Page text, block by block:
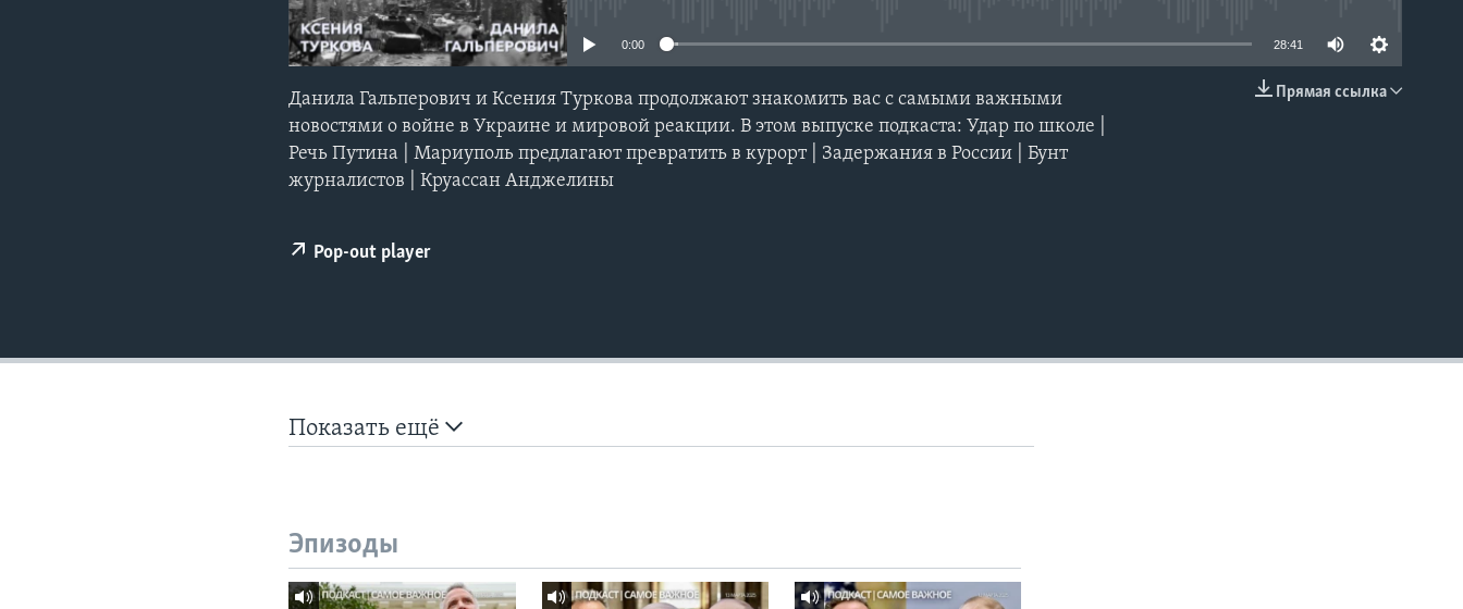
0:00 28:41
Прямая ссылка
Данила Гальперович и Ксения Туркова продолжают знакомить вас с самыми важными
новостями о войне в Украине и мировой реакции. В этом выпуске подкаста: Удар по школе |
Речь Путина | Мариуполь предлагают превратить в курорт | Задержания в России | Бунт
журналистов | Круассан Анджелины
Pop-out player
Показать ещё
Эпизоды